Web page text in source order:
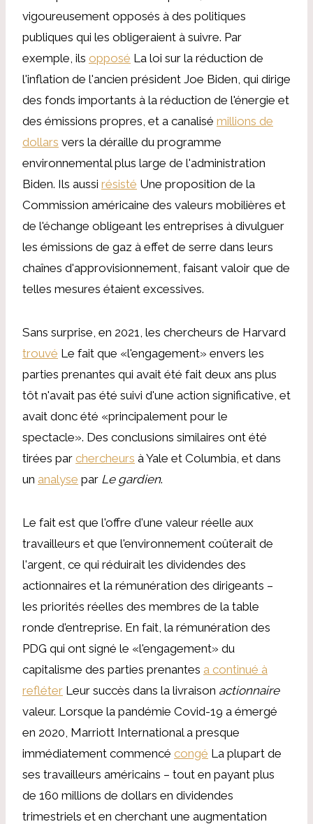
vigoureusement opposés à des politiques
publiques qui les obligeraient à suivre. Par
exemple, ils opposé La loi sur la réduction de
l'inflation de l'ancien président Joe Biden, qui dirige
des fonds importants à la réduction de l'énergie et
des émissions propres, et a canalisé millions de
dollars vers la déraille du programme
environnemental plus large de l'administration
Biden. Ils aussi résisté Une proposition de la
Commission américaine des valeurs mobilières et
de l'échange obligeant les entreprises à divulguer
les émissions de gaz à effet de serre dans leurs
chaînes d'approvisionnement, faisant valoir que de
telles mesures étaient excessives.
Sans surprise, en 2021, les chercheurs de Harvard
trouvé Le fait que «l'engagement» envers les
parties prenantes qui avait été fait deux ans plus
tôt n'avait pas été suivi d'une action significative, et
avait donc été «principalement pour le
spectacle». Des conclusions similaires ont été
tirées par chercheurs à Yale et Columbia, et dans
un analyse par Le gardien.
Le fait est que l'offre d'une valeur réelle aux
travailleurs et que l'environnement coûterait de
l'argent, ce qui réduirait les dividendes des
actionnaires et la rémunération des dirigeants –
les priorités réelles des membres de la table
ronde d'entreprise. En fait, la rémunération des
PDG qui ont signé le «l'engagement» du
capitalisme des parties prenantes a continué à
refléter Leur succès dans la livraison actionnaire
valeur. Lorsque la pandémie Covid-19 a émergé
en 2020, Marriott International a presque
immédiatement commencé congé La plupart de
ses travailleurs américains – tout en payant plus
de 160 millions de dollars en dividendes
trimestriels et en cherchant une augmentation